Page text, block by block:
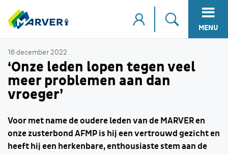
MENU
16 december 2022
‘Onze leden lopen tegen veel
meer problemen aan dan
vroeger’
Voor met name de oudere leden van de MARVER en
onze zusterbond AFMP is hij een vertrouwd gezicht en
heeft hij een herkenbare, enthousiaste stem aan de